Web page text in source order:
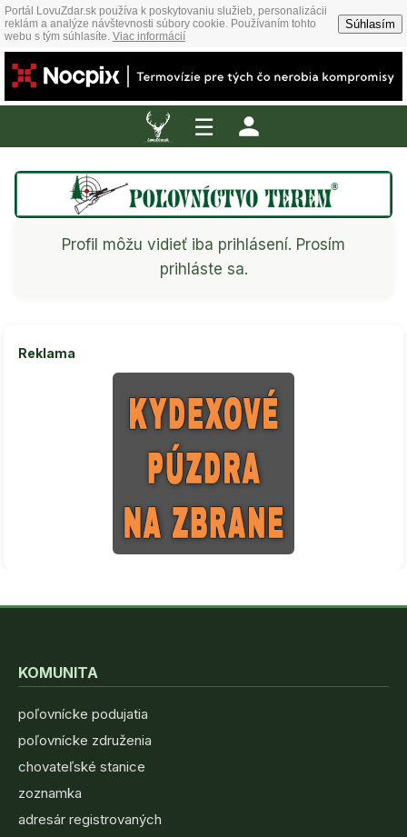
Portál LovuZdar.sk používa k poskytovaniu služieb, personalizácii
reklám a analýze návštevnosti súbory cookie. Používaním tohto
webu s tým súhlasíte. Viac informácií
Súhlasím
☰
Profil môžu vidieť iba prihlásení. Prosím
prihláste sa.
Reklama
KOMUNITA
poľovnícke podujatia
poľovnícke združenia
chovateľské stanice
zoznamka
adresár registrovaných